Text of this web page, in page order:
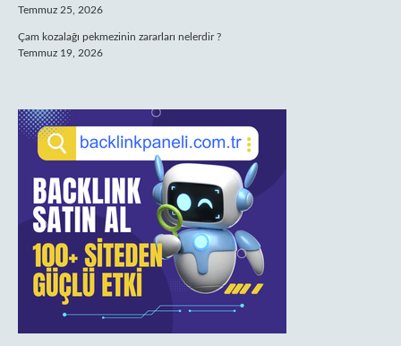
Temmuz 25, 2026
Çam kozalağı pekmezinin zararları nelerdir ?
Temmuz 19, 2026